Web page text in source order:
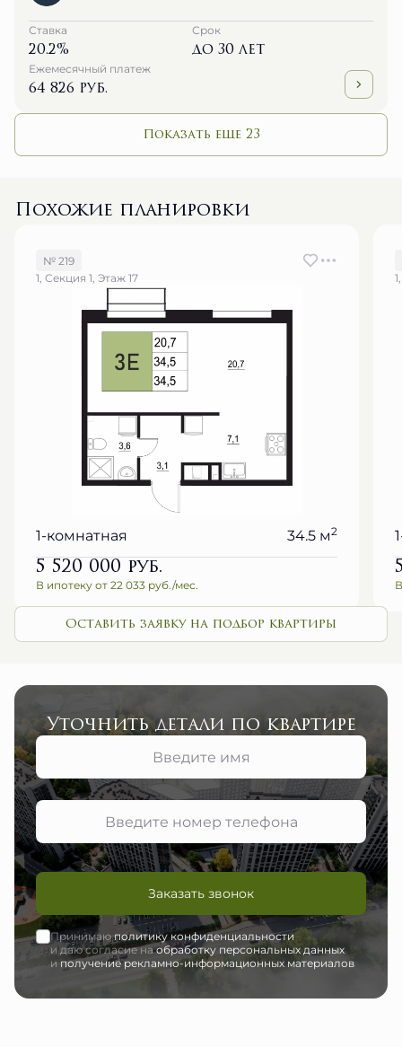
Ставка
20.2%
Срок
до 30 лет
Ежемесячный платеж
64 826 руб.
Показать еще 23
Похожие планировки
№ 219
1, Секция 1, Этаж 17
1-комнатная 34.5 м2
5 520 000руб.
В ипотеку от 22 033 руб./мес.
Оставить заявку на подбор квартиры
Уточнить детали по квартире
Заказать звонок
Принимаюполитику конфиденциальности
и даю согласие наобработку персональных данных
иполучение рекламно-информационных материалов